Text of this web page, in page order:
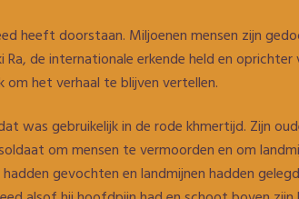
heeft doorstaan. Miljoenen mensen zijn
de internationale erkende held en
het verhaal te blijven vertellen.
was gebruikelijk in de rode khmertijd. Zijn
om mensen te vermoorden en om
gevochten en landmijnen hadden